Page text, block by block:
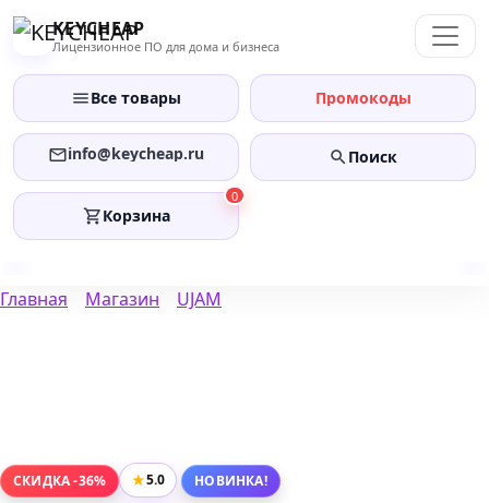
Перейти
KEYCHEAP
Лицензионное ПО для дома и бизнеса
Все товары Промокоды
info@keycheap.ru Поиск
0
Корзина
Главная Магазин UJAM
СКИДКА -36% ★5.0 НОВИНКА!